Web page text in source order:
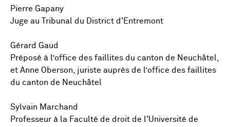
Pierre Gapany
Juge au Tribunal du District d'Entremont
Gérard Gaud
Préposé à l’office des faillites du canton de Neuchâtel,
et Anne Oberson, juriste auprès de l’office des faillites
du canton de Neuchâtel
Sylvain Marchand
Professeur à la Faculté de droit de l'Université de